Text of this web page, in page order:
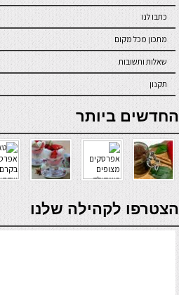
כתבו לנו
מתכון מכל מקום
שאלות ותשובות
תקנון
online casino
החדשים ביותר
verde casino
הצטרפו לקהילה שלנו